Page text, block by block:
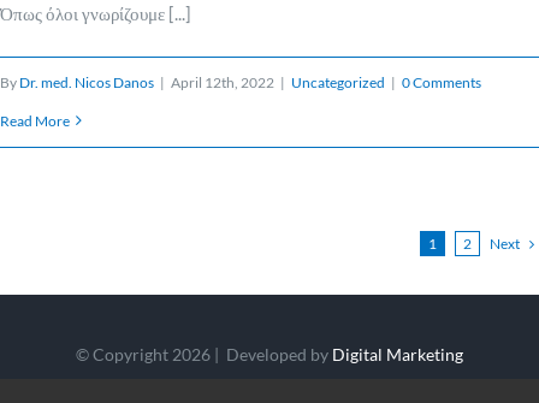
Όπως όλοι γνωρίζουμε [...]
By Dr. med. Nicos Danos | April 12th, 2022 | Uncategorized | 0 Comments
Read More
1 2 Next
© Copyright 2026 | Developed by Digital Marketing